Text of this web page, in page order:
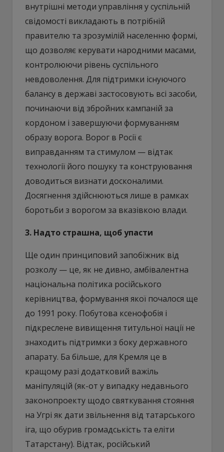
внутрішні методи управління у суспільній
свідомості викладають в потрібній
правителю та зрозумілій населенню формі,
що дозволяє керувати народними масами,
контролюючи рівень суспільного
невдоволення. Для підтримки існуючого
балансу в державі застосовують всі засоби,
починаючи від збройних кампаній за
кордоном і завершуючи формуванням
образу ворога. Ворог в Росії є
виправданням та стимулом — відтак
технології його пошуку та конструювання
доводиться визнати досконалими.
Досягнення здійснюються лише в рамках
боротьби з ворогом за вказівкою влади.
3. Надто страшна, щоб упасти
Ще один принциповий запобіжник від
розколу — це, як не дивно, амбівалентна
національна політика російського
керівництва, формування якої почалося ще
до 1991 року. Побутова ксенофобія і
підкреслене вивищення титульної нації не
знаходить підтримки з боку державного
апарату. Ба більше, для Кремля це в
кращому разі додатковий важіль
маніпуляцій (як-от у випадку недавнього
законопроекту щодо святкування стояння
на Угрі як дати звільнення від татарського
іга, що обурив громадськість та еліти
Татарстану). Відтак, російський